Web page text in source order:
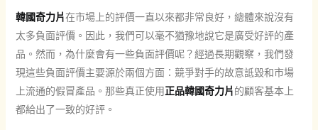
韓國奇力片在市場上的評價一直以來都非常良好，總體來說沒有
太多負面評價。因此，我們可以毫不猶豫地說它是廣受好評的產
品。然而，為什麼會有一些負面評價呢？經過長期觀察，我們發
現這些負面評價主要源於兩個方面：競爭對手的故意詆毀和市場
上流通的假冒產品。那些真正使用正品韓國奇力片的顧客基本上
都給出了一致的好評。